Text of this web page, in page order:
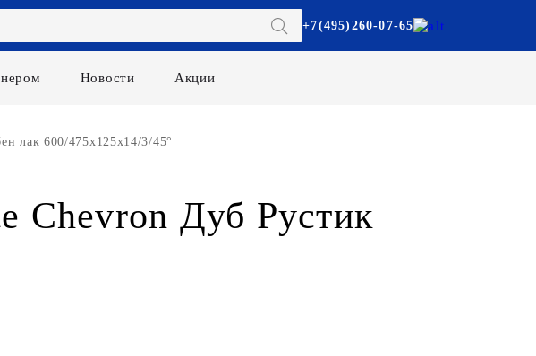
+7(495)260-07-65
Новости Акции
лак 600/475х125х14/3/45°
Chevron Дуб Рустик